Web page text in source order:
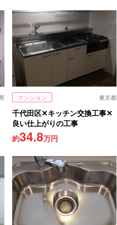
マンション 東京都
千代田区✕キッチン交換工事✕
良い仕上がりの工事
約34.8万円